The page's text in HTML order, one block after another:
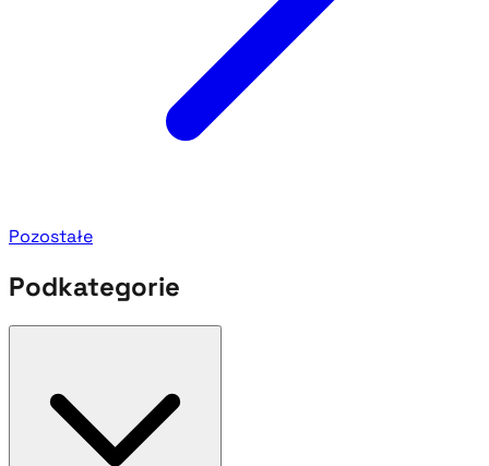
Pozostałe
Podkategorie